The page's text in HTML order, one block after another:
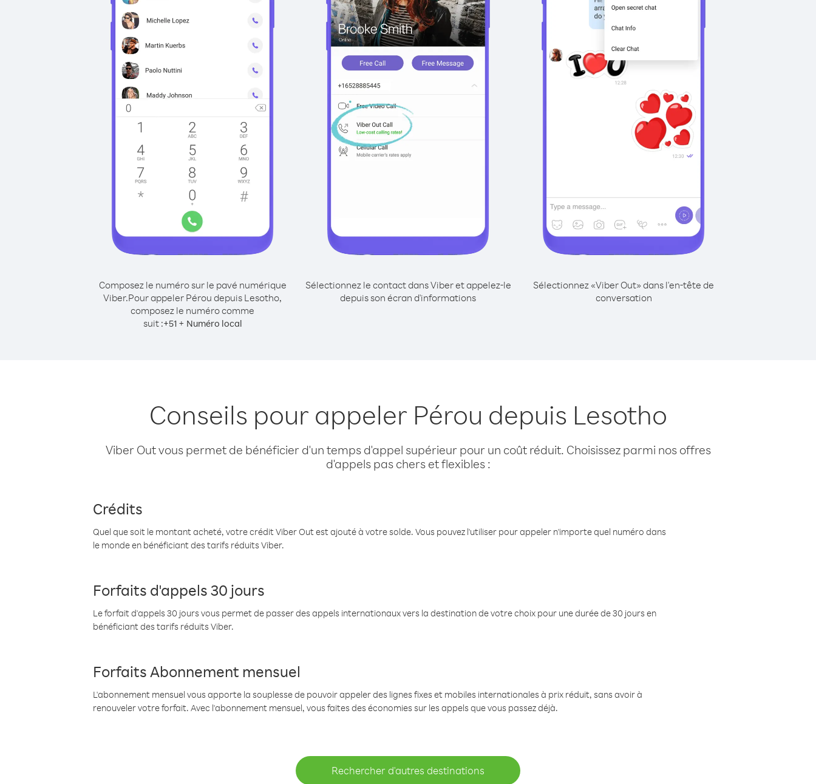
Composez le numéro sur le pavé numérique
Viber.Pour appeler Pérou depuis Lesotho,
composez le numéro comme
suit :+51+ Numéro local
Sélectionnez le contact dans Viber et appelez-le
depuis son écran d'informations
Sélectionnez «Viber Out» dans l'en-tête de
conversation
Conseils pour appeler Pérou depuis Lesotho
Viber Out vous permet de bénéficier d'un temps d'appel supérieur pour un coût réduit. Choisissez parmi nos offres
d'appels pas chers et flexibles :
Crédits
Quel que soit le montant acheté, votre crédit Viber Out est ajouté à votre solde. Vous pouvez l'utiliser pour appeler n'importe quel numéro dans
le monde en bénéficiant des tarifs réduits Viber.
Forfaits d'appels 30 jours
Le forfait d'appels 30 jours vous permet de passer des appels internationaux vers la destination de votre choix pour une durée de 30 jours en
bénéficiant des tarifs réduits Viber.
Forfaits Abonnement mensuel
L'abonnement mensuel vous apporte la souplesse de pouvoir appeler des lignes fixes et mobiles internationales à prix réduit, sans avoir à
renouveler votre forfait. Avec l'abonnement mensuel, vous faites des économies sur les appels que vous passez déjà.
Rechercher d'autres destinations